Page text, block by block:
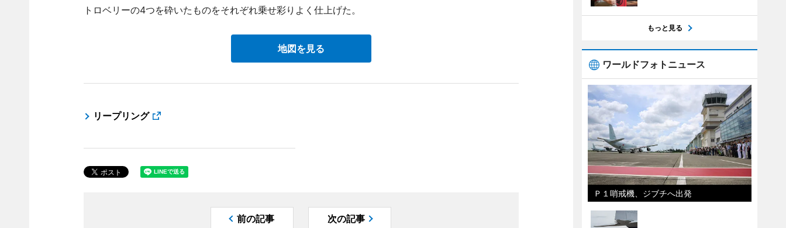
トロベリーの4つを砕いたものをそれぞれ乗せ彩りよく仕上げた。
地図を見る
リープリング
前の記事 次の記事
もっと見る
ワールドフォトニュース
Ｐ１哨戒機、ジブチへ出発